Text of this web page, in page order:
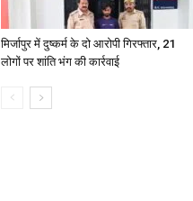
मिर्जापुर में दुष्कर्म के दो आरोपी गिरफ्तार, 21
लोगों पर शांति भंग की कार्रवाई